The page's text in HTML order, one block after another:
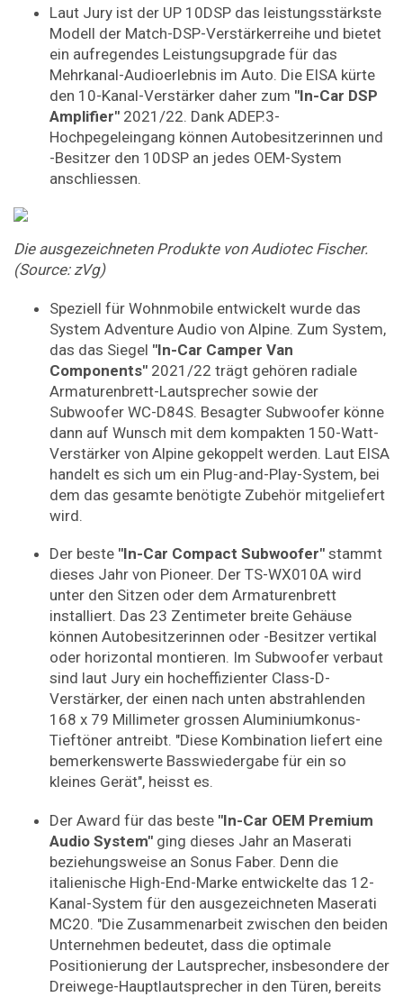
Laut Jury ist der UP 10DSP das leistungsstärkste
Modell der Match-DSP-Verstärkerreihe und bietet
ein aufregendes Leistungsupgrade für das
Mehrkanal-Audioerlebnis im Auto. Die EISA kürte
den 10-Kanal-Verstärker daher zum "In-Car DSP
Amplifier" 2021/22. Dank ADEP.3-
Hochpegeleingang können Autobesitzerinnen und
-Besitzer den 10DSP an jedes OEM-System
anschliessen.
Die ausgezeichneten Produkte von Audiotec Fischer.
(Source: zVg)
Speziell für Wohnmobile entwickelt wurde das
System Adventure Audio von Alpine. Zum System,
das das Siegel "In-Car Camper Van
Components" 2021/22 trägt gehören radiale
Armaturenbrett-Lautsprecher sowie der
Subwoofer WC-D84S. Besagter Subwoofer könne
dann auf Wunsch mit dem kompakten 150-Watt-
Verstärker von Alpine gekoppelt werden. Laut EISA
handelt es sich um ein Plug-and-Play-System, bei
dem das gesamte benötigte Zubehör mitgeliefert
wird.
Der beste "In-Car Compact Subwoofer" stammt
dieses Jahr von Pioneer. Der TS-WX010A wird
unter den Sitzen oder dem Armaturenbrett
installiert. Das 23 Zentimeter breite Gehäuse
können Autobesitzerinnen oder -Besitzer vertikal
oder horizontal montieren. Im Subwoofer verbaut
sind laut Jury ein hocheffizienter Class-D-
Verstärker, der einen nach unten abstrahlenden
168 x 79 Millimeter grossen Aluminiumkonus-
Tieftöner antreibt. "Diese Kombination liefert eine
bemerkenswerte Basswiedergabe für ein so
kleines Gerät", heisst es.
Der Award für das beste "In-Car OEM Premium
Audio System" ging dieses Jahr an Maserati
beziehungsweise an Sonus Faber. Denn die
italienische High-End-Marke entwickelte das 12-
Kanal-System für den ausgezeichneten Maserati
MC20. "Die Zusammenarbeit zwischen den beiden
Unternehmen bedeutet, dass die optimale
Positionierung der Lautsprecher, insbesondere der
Dreiwege-Hauptlautsprecher in den Türen, bereits